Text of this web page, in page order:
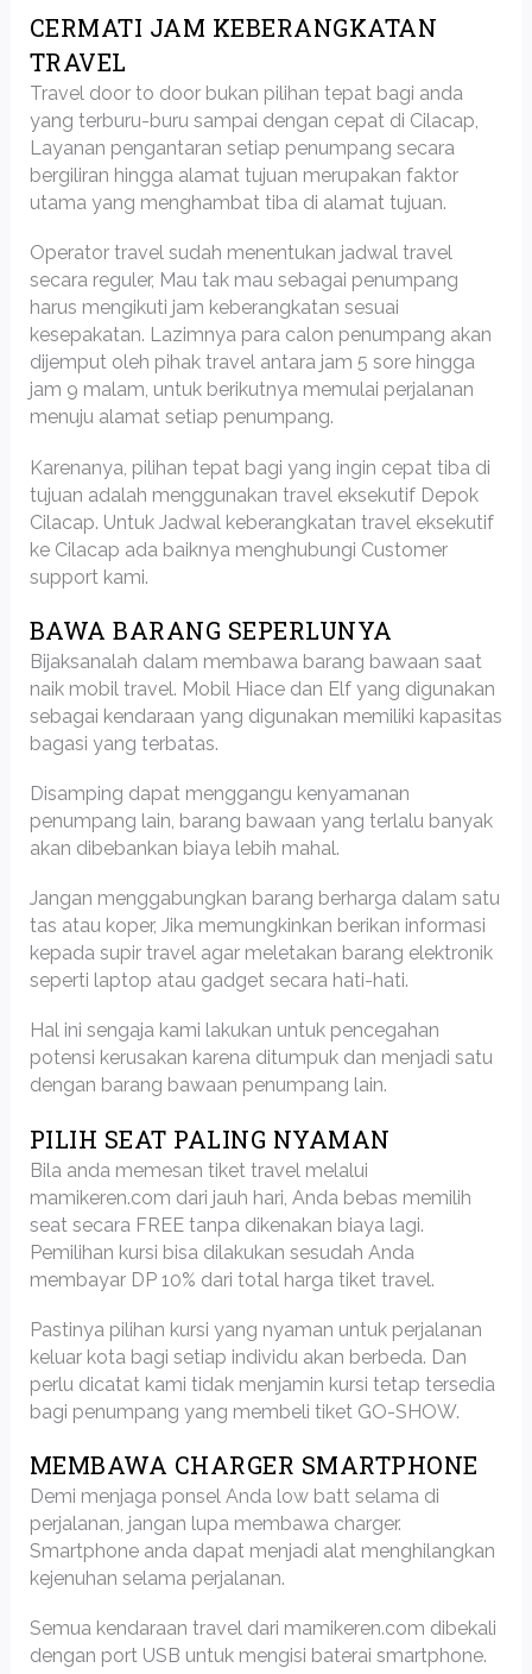
CERMATI JAM KEBERANGKATAN
TRAVEL
Travel door to door bukan pilihan tepat bagi anda
yang terburu-buru sampai dengan cepat di Cilacap,
Layanan pengantaran setiap penumpang secara
bergiliran hingga alamat tujuan merupakan faktor
utama yang menghambat tiba di alamat tujuan.
Operator travel sudah menentukan jadwal travel
secara reguler, Mau tak mau sebagai penumpang
harus mengikuti jam keberangkatan sesuai
kesepakatan. Lazimnya para calon penumpang akan
dijemput oleh pihak travel antara jam 5 sore hingga
jam 9 malam, untuk berikutnya memulai perjalanan
menuju alamat setiap penumpang.
Karenanya, pilihan tepat bagi yang ingin cepat tiba di
tujuan adalah menggunakan travel eksekutif Depok
Cilacap. Untuk Jadwal keberangkatan travel eksekutif
ke Cilacap ada baiknya menghubungi Customer
support kami.
BAWA BARANG SEPERLUNYA
Bijaksanalah dalam membawa barang bawaan saat
naik mobil travel. Mobil Hiace dan Elf yang digunakan
sebagai kendaraan yang digunakan memiliki kapasitas
bagasi yang terbatas.
Disamping dapat menggangu kenyamanan
penumpang lain, barang bawaan yang terlalu banyak
akan dibebankan biaya lebih mahal.
Jangan menggabungkan barang berharga dalam satu
tas atau koper, Jika memungkinkan berikan informasi
kepada supir travel agar meletakan barang elektronik
seperti laptop atau gadget secara hati-hati.
Hal ini sengaja kami lakukan untuk pencegahan
potensi kerusakan karena ditumpuk dan menjadi satu
dengan barang bawaan penumpang lain.
PILIH SEAT PALING NYAMAN
Bila anda memesan tiket travel melalui
mamikeren.com dari jauh hari, Anda bebas memilih
seat secara FREE tanpa dikenakan biaya lagi.
Pemilihan kursi bisa dilakukan sesudah Anda
membayar DP 10% dari total harga tiket travel.
Pastinya pilihan kursi yang nyaman untuk perjalanan
keluar kota bagi setiap individu akan berbeda. Dan
perlu dicatat kami tidak menjamin kursi tetap tersedia
bagi penumpang yang membeli tiket GO-SHOW.
MEMBAWA CHARGER SMARTPHONE
Demi menjaga ponsel Anda low batt selama di
perjalanan, jangan lupa membawa charger.
Smartphone anda dapat menjadi alat menghilangkan
kejenuhan selama perjalanan.
Semua kendaraan travel dari mamikeren.com dibekali
dengan port USB untuk mengisi baterai smartphone.